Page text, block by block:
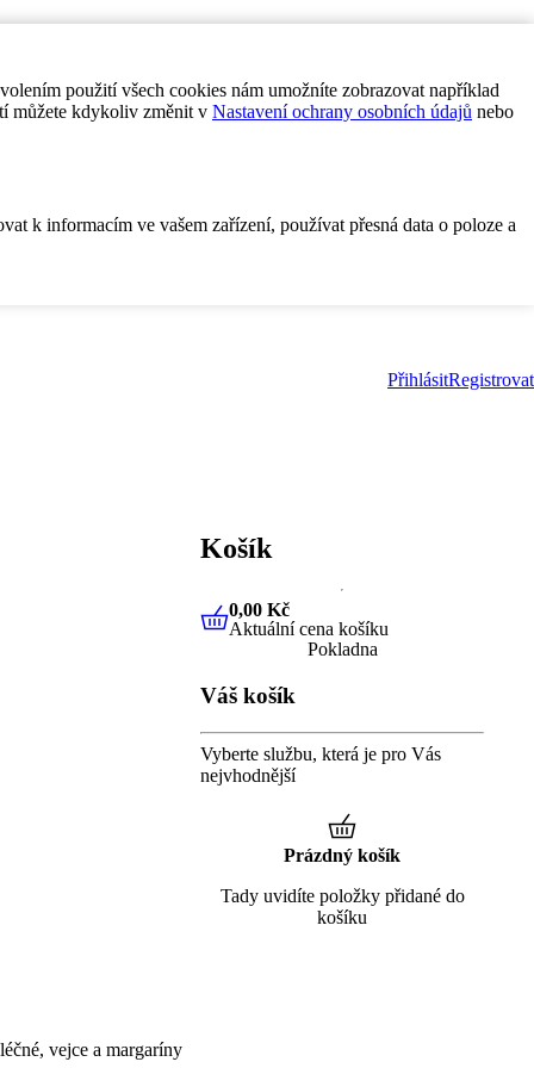
použití všech cookies nám umožníte zobrazovat například
můžete kdykoliv změnit v Nastavení ochrany osobních údajů nebo
k informacím ve vašem zařízení, používat přesná data o poloze a
PřihlásitRegistrovat
vejce a margaríny
Košík
0,00 KčAktuální cena košíku
0,00 Kč
Aktuální cena košíku
Pokladna
Váš košík
Vyberte službu, která je pro Vás
nejvhodnější
Prázdný košík
Tady uvidíte položky přidané do
košíku